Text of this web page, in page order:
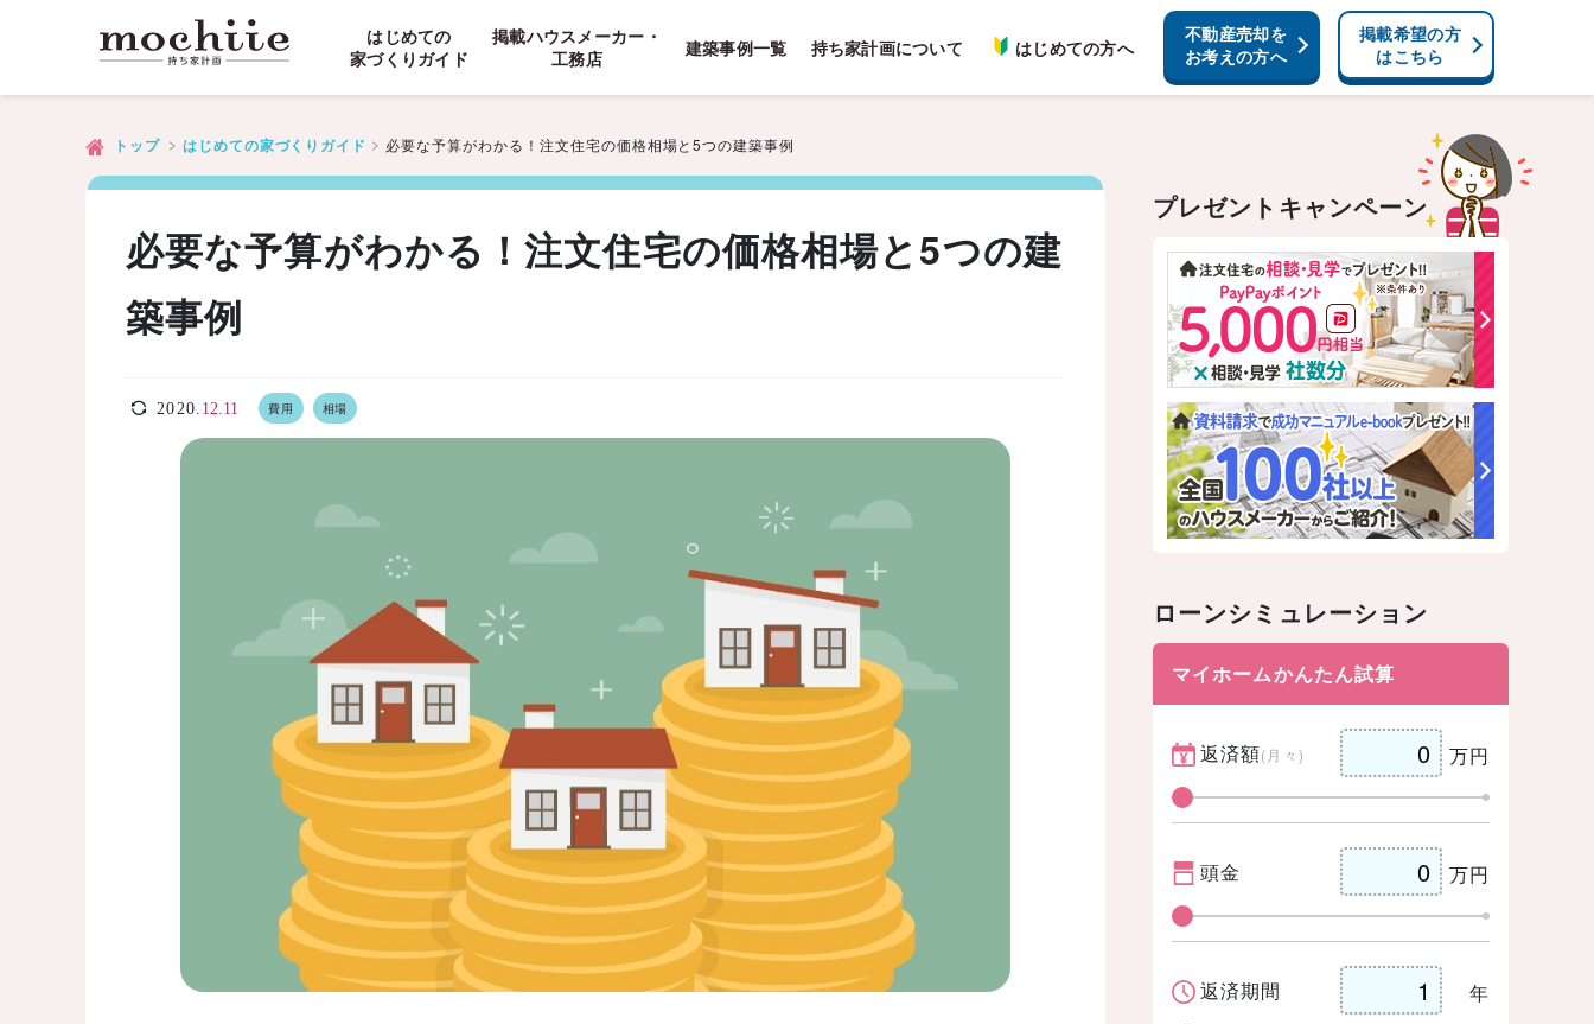
はじめての
家づくりガイド
掲載ハウスメーカー・
工務店
建築事例一覧 持ち家計画について はじめての方へ
不動産売却を
お考えの方へ
掲載希望の方
はこちら
トップ はじめての家づくりガイド 必要な予算がわかる！注文住宅の価格相場と5つの建築事例
必要な予算がわかる！注文住宅の価格相場と5つの建
築事例
2020. 12.11 費用 相場
プレゼントキャンペーン
ローンシミュレーション
マイホームかんたん試算
返済額(月々) 万円
頭金 万円
返済期間 年